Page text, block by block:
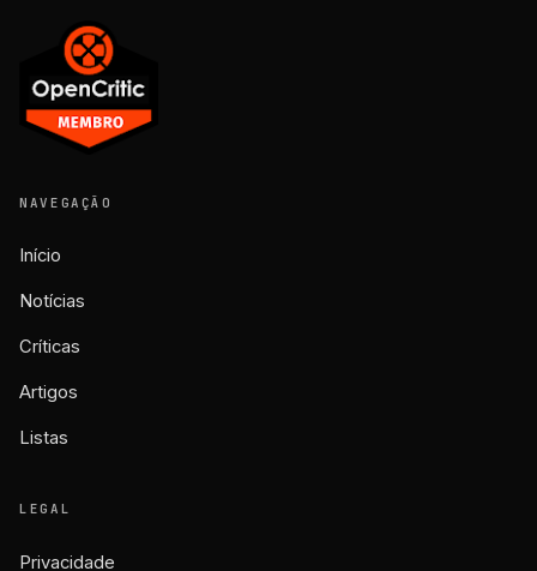
NAVEGAÇÃO
Início
Notícias
Críticas
Artigos
Listas
LEGAL
Privacidade